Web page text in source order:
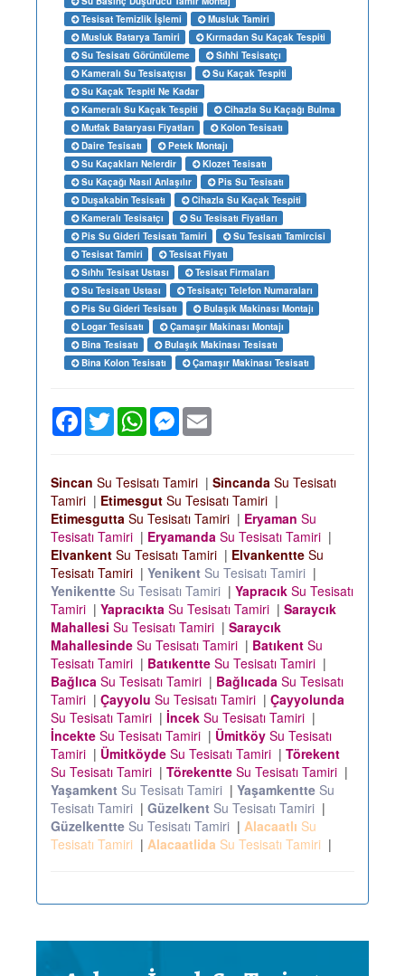
Tesisat Temizlik İşlemi
Musluk Tamiri
Musluk Batarya Tamiri
Kırmadan Su Kaçak Tespiti
Su Tesisatı Görüntüleme
Sıhhi Tesisatçı
Kameralı Su Tesisatçısı
Su Kaçak Tespiti
Su Kaçak Tespiti Ne Kadar
Kameralı Su Kaçak Tespiti
Cihazla Su Kaçağı Bulma
Mutfak Bataryası Fiyatları
Kolon Tesisatı
Daire Tesisatı
Petek Montajı
Su Kaçakları Nelerdir
Klozet Tesisatı
Su Kaçağı Nasıl Anlaşılır
Pis Su Tesisatı
Duşakabin Tesisatı
Cihazla Su Kaçak Tespiti
Kameralı Tesisatçı
Su Tesisatı Fiyatları
Pis Su Gideri Tesisatı Tamiri
Su Tesisatı Tamircisi
Tesisat Tamiri
Tesisat Fiyatı
Sıhhı Tesisat Ustası
Tesisat Firmaları
Su Tesisatı Ustası
Tesisatçı Telefon Numaraları
Pis Su Gideri Tesisatı
Bulaşık Makinası Montajı
Logar Tesisatı
Çamaşır Makinası Montajı
Bina Tesisatı
Bulaşık Makinası Tesisatı
Bina Kolon Tesisatı
Çamaşır Makinası Tesisatı
Facebook
TwitterWhatsAppMessenger
Sincan Su Tesisatı Tamiri | Sincanda Su Tesisatı
Tamiri | Etimesgut Su Tesisatı Tamiri |
Etimesgutta Su Tesisatı Tamiri | Eryaman Su
Tesisatı Tamiri | Eryamanda Su Tesisatı Tamiri |
Elvankent Su Tesisatı Tamiri | Elvankentte Su
Tesisatı Tamiri | Yenikent Su Tesisatı Tamiri |
Yenikentte Su Tesisatı Tamiri | Yapracık Su Tesisatı
Tamiri | Yapracıkta Su Tesisatı Tamiri | Saraycık
Mahallesi Su Tesisatı Tamiri | Saraycık
Mahallesinde Su Tesisatı Tamiri | Batıkent Su
Tesisatı Tamiri | Batıkentte Su Tesisatı Tamiri |
Bağlıca Su Tesisatı Tamiri | Bağlıcada Su Tesisatı
Tamiri | Çayyolu Su Tesisatı Tamiri | Çayyolunda
Su Tesisatı Tamiri | İncek Su Tesisatı Tamiri |
İncekte Su Tesisatı Tamiri | Ümitköy Su Tesisatı
Tamiri | Ümitköyde Su Tesisatı Tamiri | Törekent
Su Tesisatı Tamiri | Törekentte Su Tesisatı Tamiri |
Yaşamkent Su Tesisatı Tamiri | Yaşamkentte Su
Tesisatı Tamiri | Güzelkent Su Tesisatı Tamiri |
Güzelkentte Su Tesisatı Tamiri | Alacaatlı Su
Tesisatı Tamiri | Alacaatlida Su Tesisatı Tamiri |